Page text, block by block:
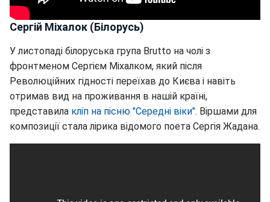
Сергій Міхалок (Білорусь)
У листопаді білоруська група Brutto на чолі з
фронтменом Сергієм Міхалком, який після
Революційних гідності переїхав до Києва і навіть
отримав вид на проживання в нашій країні,
представила кліп на пісню "Середні віки". Віршами для
композиції стала лірика відомого поета Сергія Жадана.